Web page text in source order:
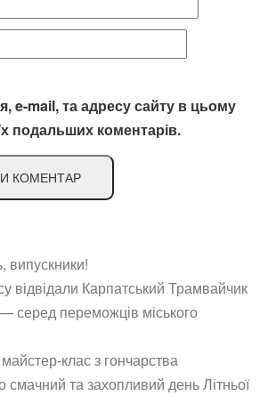
e-mail, та адресу сайту в цьому
подальших коментарів.
випускники!
відвідали Карпатський Трамвайчик
серед переможців міського
клас з гончарства
смачний та захопливий день Літньої